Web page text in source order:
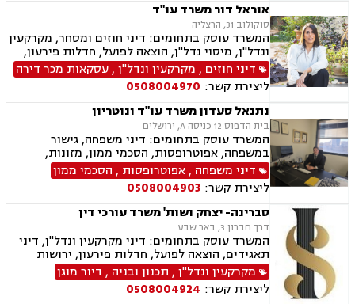
אוראל דור משרד עו"ד
סוקולוב 31, הרצליה
המשרד עוסק בתחומים: דיני חוזים ומסחר, מקרקעין
ונדל"ן, מיסוי נדל"ן, הוצאה לפועל, חדלות פירעון,
גביית חובות, משפט אזרחי.
דיני חוזים , מקרקעין ונדל"ן,עסקאות מכר דירה
ליצירת קשר: 0508004970
נתנאל סעדון משרד עו"ד ונוטריון
בית הדפוס 12 כניסה A, ירושלים
המשרד עוסק בתחומים: דיני משפחה, גישור
במשפחה, אפוטרופסות, הסכמי ממון, מזונות,
משמורת, גירושין, טוען רבני, חלוקת רכוש, מעמד
אישי, תיאום הורי, זמני שהות, ניכור הורי, עסקאות
מתנה, ידועים בציבור, ירושות וצוואות, נוטריון, ייפוי
כוח מתמשך, הוצאה לפועל, חדלות פירעון, תביעות
מסחריות, דיני חוזים, מקרקעין ונדל"ן, עסקאות מכר
דירה, עסקאות מכר יד שניה מקבלן, משפט מסחרי,
דיני חברות, ליטיגציה מסחרית ונדל"נית, דיני
עמותות
דיני משפחה ,אפוטרופסות , הסכמי ממון
ליצירת קשר: 0508004903
סברינה- יצחק ושות' משרד עורכי דין
דרך חברון 3, באר שבע
המשרד עוסק בתחומים: דיני מקרקעין ונדל"ן, דיני
תאגידים, הוצאה לפועל, חדלות פירעון, ירושות
וצוואת.
מקרקעין ונדל"ן, תכנון ובניה , דיור מוגן
ליצירת קשר: 0508004924